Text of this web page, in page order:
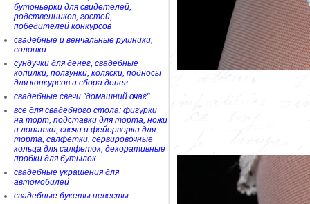
бутоньерки для свидетелей,
родственников, гостей,
победителей конкурсов
свадебные и венчальные рушники,
солонки
сундучки для денег, свадебные
копилки, ползунки, коляски, подносы
для конкурсов и сбора денег
свадебные свечи "домашний очаг"
все для свадебного стола: фигурки
на торт, подставки для торта, ножи
и лопатки, свечи и фейерверки для
торта, салфетки, сервировочные
кольца для салфеток, декоративные
пробки для бутылок
свадебные украшения для
автомобилей
свадебные букеты невесты